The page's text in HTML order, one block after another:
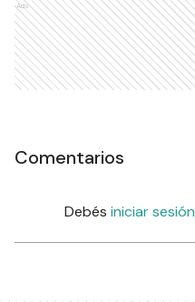
Ads
Comentarios
Debés iniciar sesión